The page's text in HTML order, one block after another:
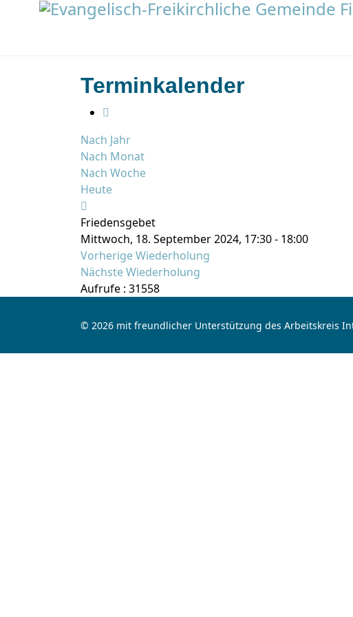
Terminkalender
Nach Jahr
Nach Monat
Nach Woche
Heute
Friedensgebet
Mittwoch, 18. September 2024, 17:30 - 18:00
Vorherige Wiederholung
Nächste Wiederholung
Aufrufe : 31558
© 2026 mit freundlicher Unterstützung des Arbeitskreis